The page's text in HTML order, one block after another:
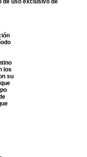
de uso exclusivo de
los
su